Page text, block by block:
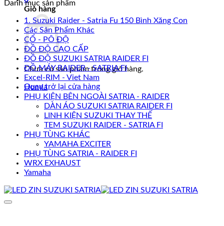
Giỏ hàng
Chưa có sản phẩm trong giỏ hàng.
Quay trở lại cửa hàng
Danh mục sản phẩm
1. Suzuki Raider - Satria Fu 150 Bình Xăng Con
Các Sản Phẩm Khác
CỔ - PÔ ĐỘ
ĐỒ ĐỘ CAO CẤP
ĐỒ ĐỘ SUZUKI SATRIA RAIDER FI
ĐỒ MÁY RAIDER - SATRIA FI
Excel-RIM - Viet Nam
Honda
PHỤ KIỆN BÊN NGOÀI SATRIA - RAIDER
DÀN ÁO SUZUKI SATRIA RAIDER FI
LINH KIỆN SUZUKI THAY THẾ
TEM SUZUKI RAIDER - SATRIA FI
PHỤ TÙNG KHÁC
YAMAHA EXCITER
PHỤ TÙNG SATRIA - RAIDER FI
WRX EXHAUST
Yamaha